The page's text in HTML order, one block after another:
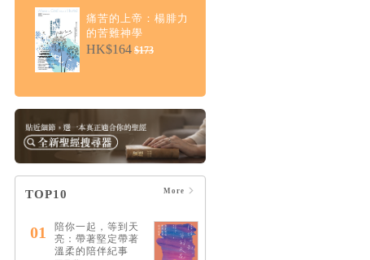
痛苦的上帝：楊腓力
的苦難神學
HK$164 $173
TOP10 More
01
陪你一起，等到天
亮：帶著堅定帶著
溫柔的陪伴紀事